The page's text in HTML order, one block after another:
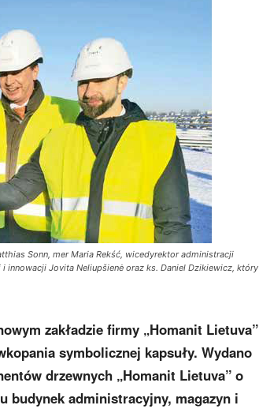
Sonn, mer Maria Rekść, wicedyrektor administracji
innowacji Jovita Neliupšienė oraz ks. Daniel Dzikiewicz, który
zakładzie firmy „Homanit Lietuva”
symbolicznej kapsuły. Wydano
drzewnych „Homanit Lietuva” o
budynek administracyjny, magazyn i